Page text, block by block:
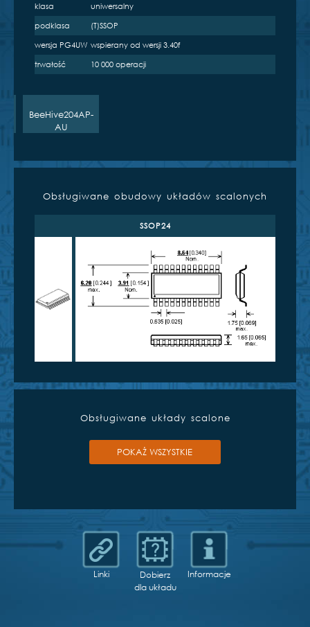
klasa
uniwersalny
podklasa
(T)SSOP
wersja PG4UW wspierany od wersji 3.40f
trwałość
10 000 operacji
BeeHive204AP-
AU
Obsługiwane obudowy układów scalonych
SSOP24
Obsługiwane układy scalone
POKAŻ WSZYSTKIE
Linki
Dobierz
dla układu
Informacje